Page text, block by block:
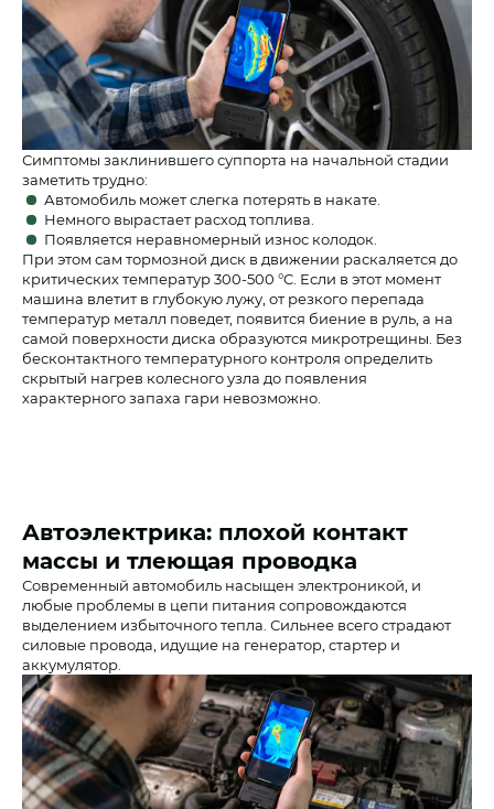
Симптомы заклинившего суппорта на начальной стадии
заметить трудно:
Автомобиль может слегка потерять в накате.
Немного вырастает расход топлива.
Появляется неравномерный износ колодок.
При этом сам тормозной диск в движении раскаляется до
критических температур 300-500 °C. Если в этот момент
машина влетит в глубокую лужу, от резкого перепада
температур металл поведет, появится биение в руль, а на
самой поверхности диска образуются микротрещины. Без
бесконтактного температурного контроля определить
скрытый нагрев колесного узла до появления
характерного запаха гари невозможно.
Автоэлектрика: плохой контакт
массы и тлеющая проводка
Современный автомобиль насыщен электроникой, и
любые проблемы в цепи питания сопровождаются
выделением избыточного тепла. Сильнее всего страдают
силовые провода, идущие на генератор, стартер и
аккумулятор.